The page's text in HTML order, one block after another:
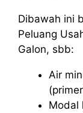
Dibawah ini
Peluang
Galon, sbb:
Air
Modal